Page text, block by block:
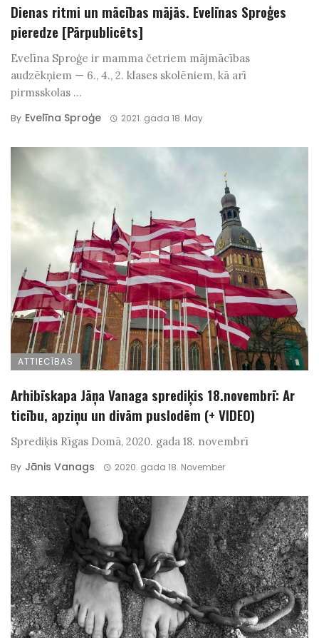
Dienas ritmi un mācības mājās. Evelīnas Sproģes
pieredze [Pārpublicēts]
Evelīna Sproģe ir mamma četriem mājmācības
audzēkņiem — 6., 4., 2. klases skolēniem, kā arī
pirmsskolas ...
By Evelīna Sproģe 2021. gada 18. May
ATTIECĪBAS
Arhibīskapa Jāņa Vanaga sprediķis 18.novembrī: Ar
ticību, apziņu un divām puslodēm (+ VIDEO)
Sprediķis Rīgas Domā, 2020. gada 18. novembrī
By Jānis Vanags 2020. gada 18. November